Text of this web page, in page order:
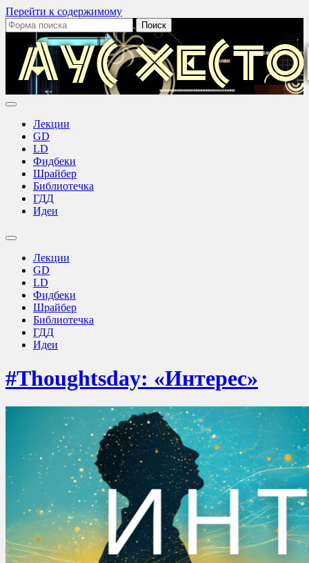
Перейти к содержимому
Поиск:
Аус
Лекции
GD
LD
Фидбеки
Шрайбер
Библиотечка
ГДД
Идеи
Переключить
поискаЛекции
GD
LD
Фидбеки
Шрайбер
Библиотечка
ГДД
Идеи
#Thoughtsday: «Интерес»